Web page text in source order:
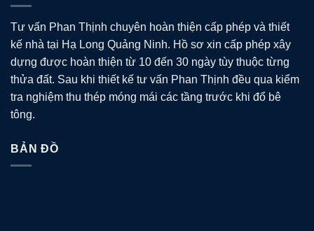
Tư vấn Phan Thịnh chuyên hoàn thiện cấp phép và thiết
kế nhà tại Hạ Long Quảng Ninh. Hồ sơ xin cấp phép xây
dựng được hoàn thiện từ 10 đến 30 ngày tùy thuộc từng
thửa đất. Sau khi thiết kế tư vấn Phan Thịnh đều qua kiểm
tra nghiệm thu thép móng mái các tầng trước khi đổ bê
tông.
BẢN ĐỒ